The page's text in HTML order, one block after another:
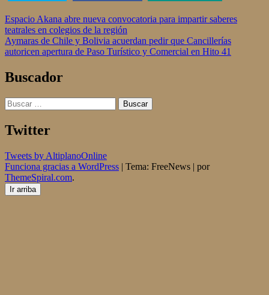
Navegación
de
entradas
Espacio Akana abre nueva convocatoria para impartir saberes
teatrales en colegios de la región
Aymaras de Chile y Bolivia acuerdan pedir que Cancillerías
autoricen apertura de Paso Turístico y Comercial en Hito 41
Buscador
Buscar:
Twitter
Tweets by AltiplanoOnline
Funciona gracias a WordPress | Tema: FreeNews | por
ThemeSpiral.com.
Ir arriba